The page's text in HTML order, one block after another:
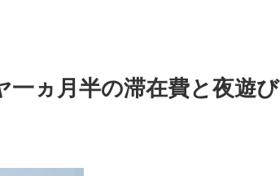
一ヵ月半の滞在費と夜遊び